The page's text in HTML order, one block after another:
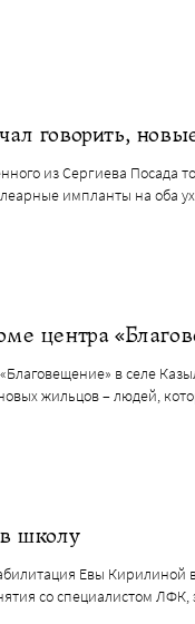
говорить,
из Сергиева Посада
импланты на оба
центра
в селе
жильцов – людей,
школу
Евы Кирилиной
со специалистом